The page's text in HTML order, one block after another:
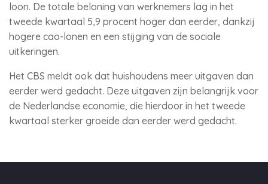
loon. De totale beloning van werknemers lag in het
tweede kwartaal 5,9 procent hoger dan eerder, dankzij
hogere cao-lonen en een stijging van de sociale
uitkeringen.
Het CBS meldt ook dat huishoudens meer uitgaven dan
eerder werd gedacht. Deze uitgaven zijn belangrijk voor
de Nederlandse economie, die hierdoor in het tweede
kwartaal sterker groeide dan eerder werd gedacht.